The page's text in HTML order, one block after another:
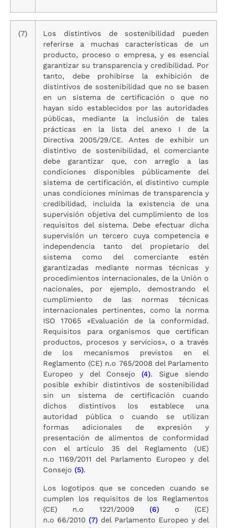
(7)
Los distintivos de sostenibilidad pueden
referirse a muchas características de un
producto, proceso o empresa, y es esencial
garantizar su transparencia y credibilidad. Por
tanto, debe prohibirse la exhibición de
distintivos de sostenibilidad que no se basen
en un sistema de certificación o que no
hayan sido establecidos por las autoridades
públicas, mediante la inclusión de tales
prácticas en la lista del anexo I de la
Directiva 2005/29/CE. Antes de exhibir un
distintivo de sostenibilidad, el comerciante
debe garantizar que, con arreglo a las
condiciones disponibles públicamente del
sistema de certificación, el distintivo cumple
unas condiciones mínimas de transparencia y
credibilidad, incluida la existencia de una
supervisión objetiva del cumplimiento de los
requisitos del sistema. Debe efectuar dicha
supervisión un tercero cuya competencia e
independencia tanto del propietario del
sistema como del comerciante estén
garantizadas mediante normas técnicas y
procedimientos internacionales, de la Unión o
nacionales, por ejemplo, demostrando el
cumplimiento de las normas técnicas
internacionales pertinentes, como la norma
ISO 17065 «Evaluación de la conformidad.
Requisitos para organismos que certifican
productos, procesos y servicios», o a través
de los mecanismos previstos en el
Reglamento (CE) n.o 765/2008 del Parlamento
Europeo y del Consejo (4). Sigue siendo
posible exhibir distintivos de sostenibilidad
sin un sistema de certificación cuando
dichos distintivos los establece una
autoridad pública o cuando se utilizan
formas adicionales de expresión y
presentación de alimentos de conformidad
con el artículo 35 del Reglamento (UE)
n.o 1169/2011 del Parlamento Europeo y del
Consejo (5).
Los logotipos que se conceden cuando se
cumplen los requisitos de los Reglamentos
(CE) n.o 1221/2009 (6) o (CE)
n.o 66/2010 (7) del Parlamento Europeo y del